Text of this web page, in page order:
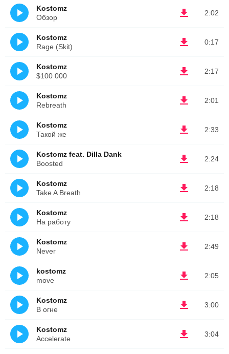
2:02
Kostomz
Обзор
0:17
Kostomz
Rage (Skit)
2:17
Kostomz
$100 000
2:01
Kostomz
Rebreath
2:33
Kostomz
Такой же
2:24
Kostomz feat. Dilla Dank
Boosted
2:18
Kostomz
Take A Breath
2:18
Kostomz
На работу
2:49
Kostomz
Never
2:05
kostomz
move
3:00
Kostomz
В огне
3:04
Kostomz
Accelerate